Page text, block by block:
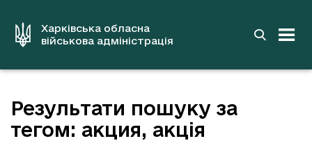
вмістуХарківська обласна
військова адміністрація
Результати пошуку за
тегом: акция, акція